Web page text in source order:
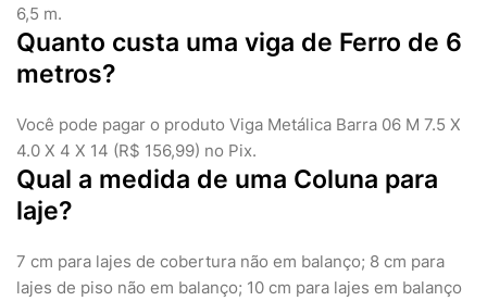
6,5 m.
Quanto custa uma viga de Ferro de 6
metros?
Você pode pagar o produto Viga Metálica Barra 06 M 7.5 X
4.0 X 4 X 14 (R$ 156,99) no Pix.
Qual a medida de uma Coluna para
laje?
7 cm para lajes de cobertura não em balanço; 8 cm para
lajes de piso não em balanço; 10 cm para lajes em balanço